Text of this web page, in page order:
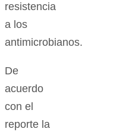
resistencia
a los
antimicrobianos.
De
acuerdo
con el
reporte la